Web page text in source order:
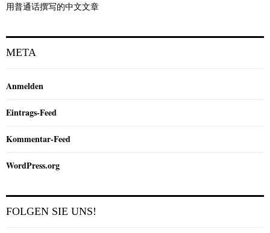
用普通话撰写的中文文章
META
Anmelden
Eintrags-Feed
Kommentar-Feed
WordPress.org
FOLGEN SIE UNS!